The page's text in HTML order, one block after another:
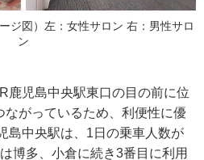
ジ図）左：女性サロン 右：男性サロ
ン
鹿児島中央駅東口の目の前に位
がっているため、利便性に優
島中央駅は、1日の乗車人数が
博多、小倉に続き3番目に利用